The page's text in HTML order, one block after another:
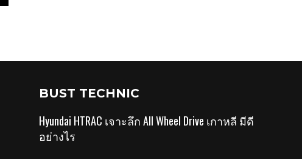
BUST TECHNIC
Hyundai HTRAC เจาะลึก All Wheel Drive เกาหลี มีดี
อย่างไร